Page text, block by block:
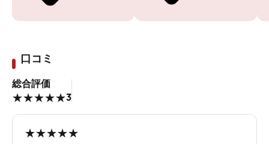
口コミ
総合評価
★★★★★3
★★★★★